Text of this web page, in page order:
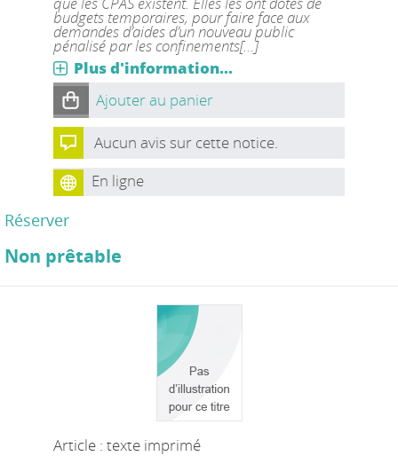
budgets temporaires, pour faire face aux
demandes d’aides d’un nouveau public
pénalisé par les confinements[...]
Plus d'information...
Ajouter au panier
Aucun avis sur cette notice.
En ligne
Réserver
Non prêtable
Article : texte imprimé